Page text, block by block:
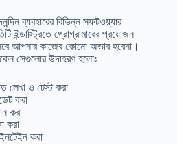
ব্যবহারের বিভিন্ন সফটওয়্যার
ইন্ডাস্ট্রিতে প্রোগ্রামারের প্রয়োজন
আপনার কাজের কোনো অভাব হবেনা।
সেগুলোর উদাহরণ হলোঃ
ও টেস্ট করা
করা
করা
করা
করা